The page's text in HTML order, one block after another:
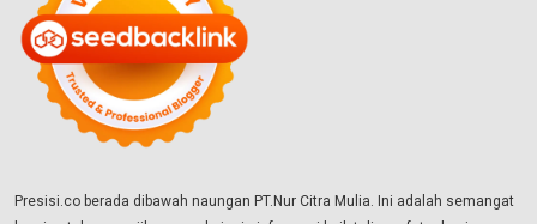
Presisi.co berada dibawah naungan PT.Nur Citra Mulia. Ini adalah semangat